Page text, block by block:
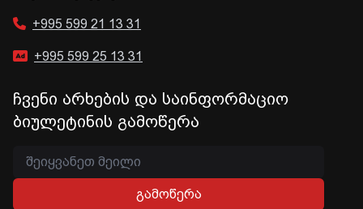
+995 599 21 13 31
+995 599 25 13 31
ჩვენი არხების და საინფორმაციო
ბიულეტინის გამოწერა
გამოწერა